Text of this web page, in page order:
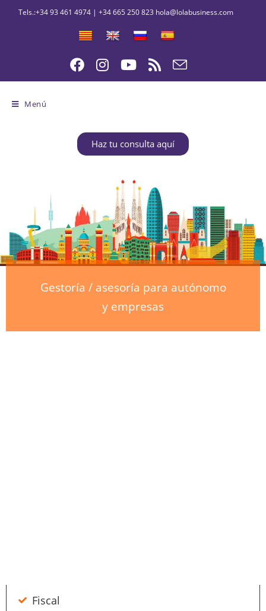
Menú
Haz tu consulta aquí
Gestoría asesoría en Barcelona para
pymes y autónomos
Gestoría / asesoría para autónomo
y empresas
Fiscal